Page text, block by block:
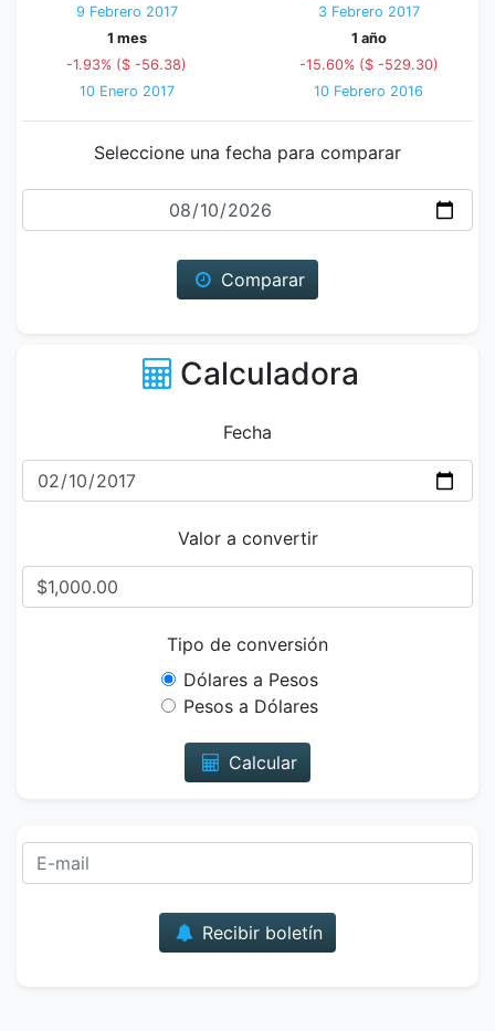
9 Febrero 2017
3 Febrero 2017
1 mes
-1.93% ($ -56.38)
10 Enero 2017
1 año
-15.60% ($ -529.30)
10 Febrero 2016
Seleccione una fecha para comparar
Fecha
Comparar
Calculadora
Fecha
Valor a convertir
Tipo de conversión
Dólares a Pesos
Pesos a Dólares
Calcular
Recibir boletín